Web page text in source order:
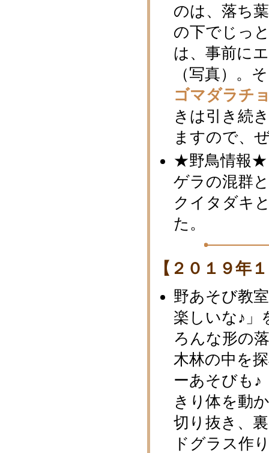
のは、落ち
の下でじっ
は、事前に
（写真）。
ゴマダラチ
きは引き続
ますので、
★野鳥情報★
ゲラの混群
クイタダキ
た。
【２０１９年
野あそび教
楽しいな♪」
ろんな形の
木林の中を
ーあそびも♪
きり体を動
切り抜き、
ドグラス作